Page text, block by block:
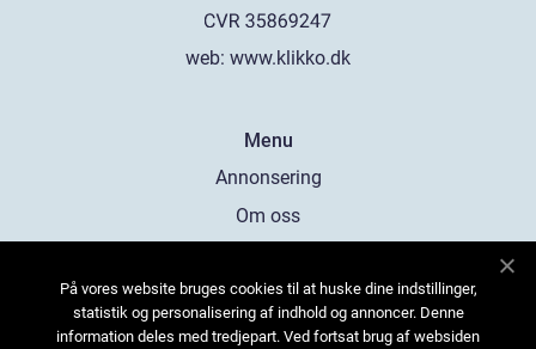
web: www.klikko.dk
Menu
Annonsering
Om oss
Kontakta oss
Sitemap
På vores website bruges cookies til at huske dine indstillinger,
statistik og personalisering af indhold og annoncer. Denne
information deles med tredjepart. Ved fortsat brug af websiden